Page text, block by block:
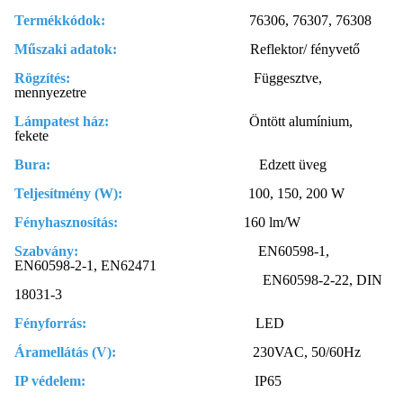
Termékkódok: 76306, 76307, 76308
Műszaki adatok:
Reflektor/ fényvető
Rögzítés:
Függesztve,
mennyezetre
Lámpatest ház:
Öntött alumínium,
fekete
Bura:
Edzett üveg
Teljesítmény (W):
100, 150, 200 W
Fényhasznosítás: 160 lm/W
Szabvány:
EN60598-1,
EN60598-2-1, EN62471
EN60598-2-22, DIN
18031-3
Fényforrás:
LED
Áramellátás (V):
230VAC, 50/60Hz
IP védelem:
IP65